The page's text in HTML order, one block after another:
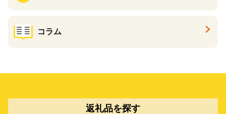
コラム
返礼品を探す